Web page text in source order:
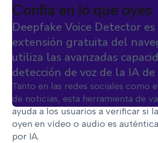
Confía en lo que oyes
Deepfake Voice Detector es
extensión gratuita del
utiliza las avanzadas
detección de voz de la IA de
Tanto en las redes sociales como
de noticias, esta herramienta de
ayuda a los usuarios a verificar si
oyen en vídeo o audio es
por IA.